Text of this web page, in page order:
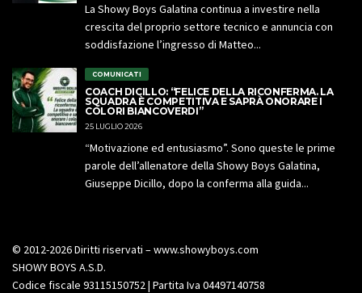
La Showy Boys Galatina continua a investire nella
crescita del proprio settore tecnico e annuncia con
soddisfazione l’ingresso di Matteo...
COMUNICATI
COACH DICILLO: “FELICE DELLA RICONFERMA. LA
SQUADRA È COMPETITIVA E SAPRÀ ONORARE I
COLORI BIANCOVERDI”
25 LUGLIO 2026
“Motivazione ed entusiasmo”. Sono queste le prime
parole dell’allenatore della Showy Boys Galatina,
Giuseppe Dicillo, dopo la conferma alla guida...
© 2012-2026 Diritti riservati – www.showyboys.com
SHOWY BOYS A.S.D.
Codice fiscale 93115150752 | Partita Iva 04497140758